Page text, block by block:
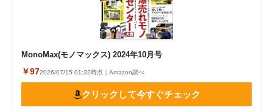
MonoMax(モノマックス) 2024年10月号
￥972026/07/15 01:32時点｜Amazon調べ
クリックして今すぐチェック